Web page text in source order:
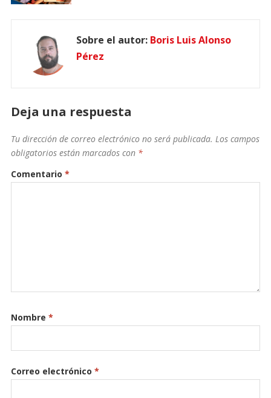
Sobre el autor: Boris Luis Alonso
Pérez
Deja una respuesta
Tu dirección de correo electrónico no será publicada. Los campos
obligatorios están marcados con *
Comentario *
Nombre *
Correo electrónico *